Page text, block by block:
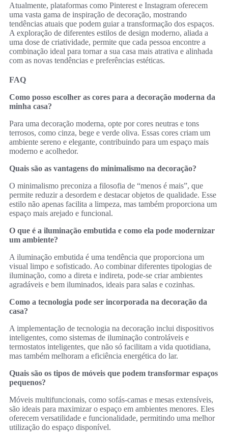
Atualmente, plataformas como Pinterest e Instagram oferecem
uma vasta gama de inspiração de decoração, mostrando
tendências atuais que podem guiar a transformação dos espaços.
A exploração de diferentes estilos de design moderno, aliada a
uma dose de criatividade, permite que cada pessoa encontre a
combinação ideal para tornar a sua casa mais atrativa e alinhada
com as novas tendências e preferências estéticas.
FAQ
Como posso escolher as cores para a decoração moderna da
minha casa?
Para uma decoração moderna, opte por cores neutras e tons
terrosos, como cinza, bege e verde oliva. Essas cores criam um
ambiente sereno e elegante, contribuindo para um espaço mais
moderno e acolhedor.
Quais são as vantagens do minimalismo na decoração?
O minimalismo preconiza a filosofia de “menos é mais”, que
permite reduzir a desordem e destacar objetos de qualidade. Esse
estilo não apenas facilita a limpeza, mas também proporciona um
espaço mais arejado e funcional.
O que é a iluminação embutida e como ela pode modernizar
um ambiente?
A iluminação embutida é uma tendência que proporciona um
visual limpo e sofisticado. Ao combinar diferentes tipologias de
iluminação, como a direta e indireta, pode-se criar ambientes
agradáveis e bem iluminados, ideais para salas e cozinhas.
Como a tecnologia pode ser incorporada na decoração da
casa?
A implementação de tecnologia na decoração inclui dispositivos
inteligentes, como sistemas de iluminação controláveis e
termostatos inteligentes, que não só facilitam a vida quotidiana,
mas também melhoram a eficiência energética do lar.
Quais são os tipos de móveis que podem transformar espaços
pequenos?
Móveis multifuncionais, como sofás-camas e mesas extensíveis,
são ideais para maximizar o espaço em ambientes menores. Eles
oferecem versatilidade e funcionalidade, permitindo uma melhor
utilização do espaço disponível.